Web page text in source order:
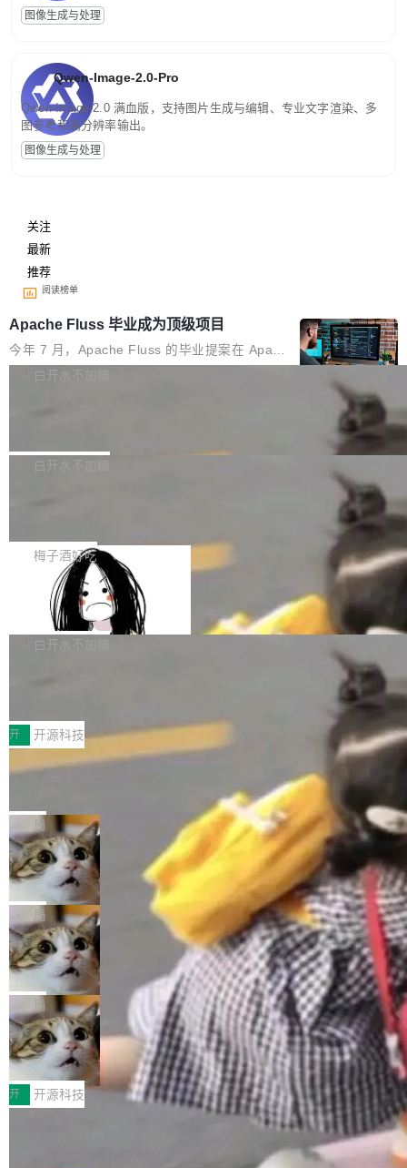
图像生成与处理
Qwen-Image-2.0-Pro
Qwen-Image-2.0 满血版，支持图片生成与编辑、专业文字渲染、多
图参考和高分辨率输出。
图像生成与处理
关注
最新
推荐
阅读榜单
Apache Fluss 毕业成为顶级项目
今年 7 月，Apache Fluss 的毕业提案在 Apach
e 孵化器项目管理委员会（IPMC）投票中获得
P）！这一里程碑不仅标志着 Fluss 迈入新的发
白开水不加糖
长期停止内容更新，未能实现其作为“AI版维基百
提交的编辑请求也长期处于待处理状态。 Groki
pedia 于去年底上线，定位为由人工智能生成内
容的百科平台，被马斯克视为传统众包百科网站
维基百科的替代方案。Lawfare 调查发现，无论
热门页面还是低关注度页面，均未出现近期更
白开水不加糖
是这样的：配 MessageSource 的 Bean、写 R
eloadableResourceBundleMessageSource、
声明 LocaleResolver、注册 LocaleChangeInt
erceptor…五六步之后才能看到第一行翻译文
本。 Solon 换了个方式。整个 i18n 模块围绕三
梅子酒好吃
Apache Doris 4.1 全面增强 Iceberg：
支持 UPDATE、MERGE INTO 与 Iceb
erg V3
Apache Doris 4.1 要补齐的，正是缺失的那一
半。在已有查询能力的基础上，Doris 进一步支
常维护操作，并完整支持 Iceberg V3 格式。
白开水不加糖
村国家自主创新示范区会议中心开幕。本届大会
由中关村智联软件服务业质量创新联盟主办，以
“智构可信·质创未来——AI原生时代的质量新范
式”为主题，直面AI从实验室走向规模化产业落地
的核心质量命题。会上，《2026智能研发生产力
工具选型手册》发布，Testin云测的Testin XAge
nt智能测试系统入选AI测试领域代表产品。对CI
O而言，这提示了一个转变：AI测试正在从效率
工具升级为企业的质量基础设施。 CIO面对的新
现实 过去两年，CIO们的焦虑清单上多了两项：
一是如何让大模型和智能体应用安全地从PoC走
向生产，二是如何让测试团队跟得上AI应用...
开 开源科技
让非法状态不可表示：一篇关于 ADT
有一种东西，一旦用过就回不去了。Alex Fedos
eev 管它叫"软件设计的基石"。 他说的东西不新
鲜——代数数据类型（ADT），尤其是和类型
（sum type）。但他说清楚了一件事：这不是类
型系统的学术体操，是日常编码的思维方式。 文
章从一个简单的例子切入。一个网站的深色主题
设置，如果用布尔值 + 可空字段来表示——bool
ean 表示是否可切换，nullable 的默认模式、浅
色方案、深色方案——会产生大量无意义的组
合。方案缺了、配置冲突了、全 null 了。要知道
哪些组合有效，作者说，你得靠"文档、校验、或
者部落知识"。 换个写法。Rust 的 enum，两个
变体：Switchable...
局
Cloudflare 开源内部企业 AI 平台 Clou
dflare OS
Cloudflare 发布了一个开源项目 Cloudflare O
S。如果你只看官方博客，你会觉得这是又一
个"AI 知识库 + 聊天机器人"——每个大厂都在
做，没什么新鲜的。 但 Kenton Varda 在 Twitte
r 上把事情说清楚了： 今天我们发布了 Cloudfla
re OS，一个带连接器的聊天机器人，跟其他所
有科技公司做的一样。只不过，实际上它不一
样。这是 Sandstorm.io 的重制版，我十年前的
那个创业公司。不同的是，这次它构建在 Cloudf
lare Workers 上——我花了九年时间搭建的平台
——并且深度集成了 AI。这基本上是我十年秘密
局
Deno 团队开源 Celld，可自托管的分
布式 Durable Objects
Ryan Dahl 领导的 Deno 团队推出了最新开源项
目 Celld，一个能在自己机器上运行 Cloudflare
Workers 和 Durable Objects 的守护进程。 设
计思路很直接：每个对象是一个独立的 SQLite
数据库，按名称寻址，复制到你自己的 S3 兼容
存储库里。节点之间只通过这个存储库协调——
没有控制平面，没有共识协议。每个对象自带一
个小型数据库，应用天然按分片构建，单个数据
库的竞争和爆炸半径问题在设计层面就被消除
局
鲁大师7月新机性能/流畅/AI榜：vivo夺
性能、流畅双第一，三星Galaxy Z系列
新折叠缺席
2026年7月的手机市场，由于存储等硬件成本暴
增，手机厂商的日子也不好过啊，新机速度明显
放缓，因此硝烟味淡了许多。新机参数规格除开
Fold8 / Z Flip8）外，其余要么是中低端机器，
开 开源科技
Zed 编辑器团队发布了新项目——DeltaDB，一